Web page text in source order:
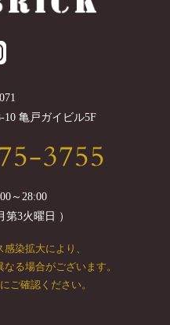
10 亀戸ガイビル5F
3755
～28:00
第3火曜日 ）
染拡大により、
る場合がございます。
ご確認ください。